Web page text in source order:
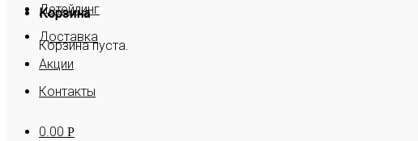
Корзина
Корзина пуста.
Детейлинг
Доставка
Акции
Контакты
0.00 Р